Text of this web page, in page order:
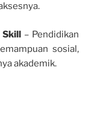
Skill – Pendidikan
sosial,
akademik.